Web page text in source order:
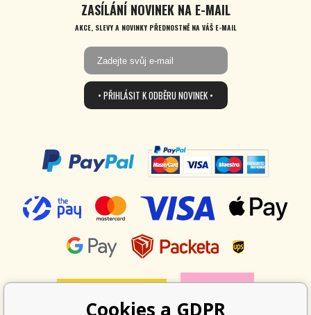
ZASÍLÁNÍ NOVINEK NA E-MAIL
AKCE, SLEVY A NOVINKY PŘEDNOSTNĚ NA VÁŠ E-MAIL
• PŘIHLÁSIT K ODBĚRU NOVINEK •
Cookies a GDPR